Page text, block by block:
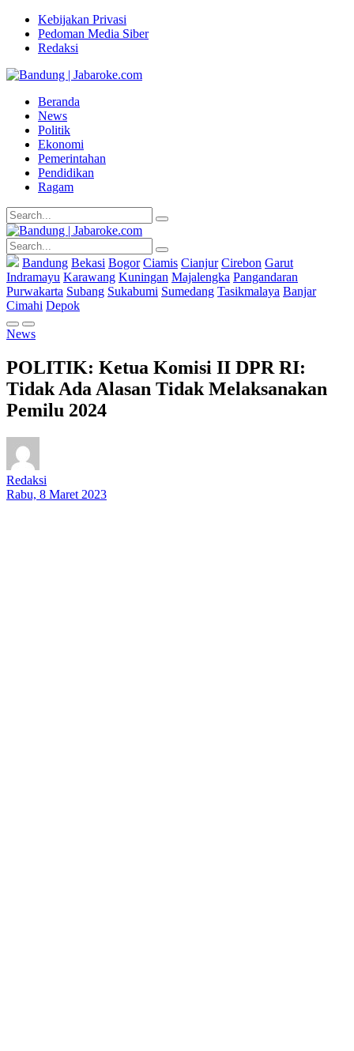
Kebijakan Privasi
Pedoman Media Siber
Redaksi
Beranda
News
Politik
Ekonomi
Pemerintahan
Pendidikan
Ragam
Bandung Bekasi Bogor Ciamis Cianjur Cirebon Garut
Indramayu Karawang Kuningan Majalengka Pangandaran
Purwakarta Subang Sukabumi Sumedang Tasikmalaya Banjar
Cimahi Depok
News
POLITIK: Ketua Komisi II DPR RI:
Tidak Ada Alasan Tidak Melaksanakan
Pemilu 2024
Redaksi
Rabu, 8 Maret 2023